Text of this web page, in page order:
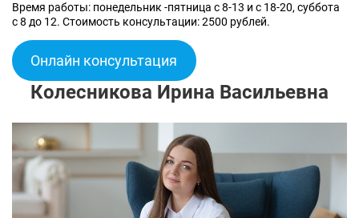
Время работы: понедельник -пятница с 8-13 и с 18-20, суббота
с 8 до 12. Стоимость консультации: 2500 рублей.
Онлайн консультация
Колесникова Ирина Васильевна